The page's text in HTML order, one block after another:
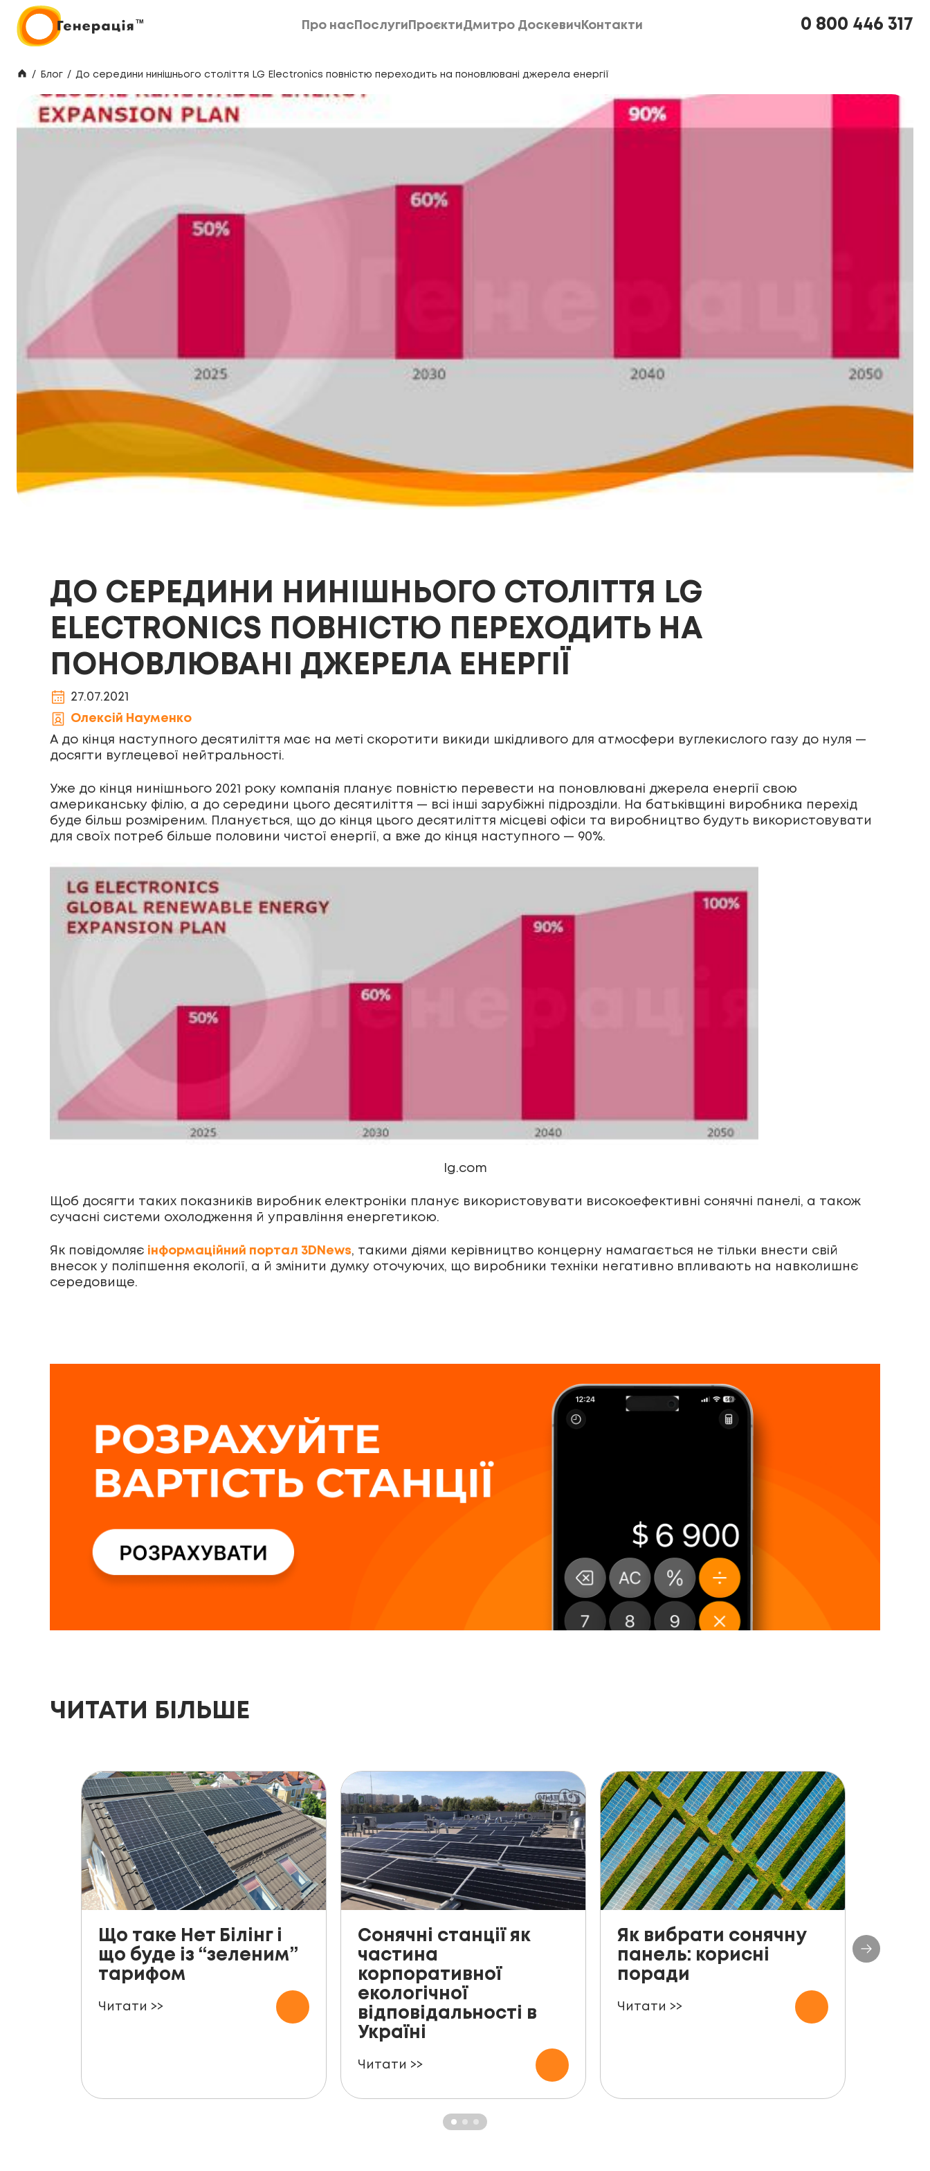
Про нас Послуги ПроєктиДмитро Доскевич Контакти
0 800 446 317
/ Блог / До середини нинішнього століття LG Electronics повністю переходить на поновлювані джерела енергії
ДО СЕРЕДИНИ НИНІШНЬОГО СТОЛІТТЯ LG
ELECTRONICS ПОВНІСТЮ ПЕРЕХОДИТЬ НА
ПОНОВЛЮВАНІ ДЖЕРЕЛА ЕНЕРГІЇ
27.07.2021
Олексій Науменко
А до кінця наступного десятиліття має на меті скоротити викиди шкідливого для атмосфери вуглекислого газу до нуля —
досягти вуглецевої нейтральності.
Уже до кінця нинішнього 2021 року компанія планує повністю перевести на поновлювані джерела енергії свою
американську філію, а до середини цього десятиліття — всі інші зарубіжні підрозділи. На батьківщині виробника перехід
буде більш розміреним. Планується, що до кінця цього десятиліття місцеві офіси та виробництво будуть використовувати
для своїх потреб більше половини чистої енергії, а вже до кінця наступного — 90%.
lg.com
Щоб досягти таких показників виробник електроніки планує використовувати високоефективні сонячні панелі, а також
сучасні системи охолодження й управління енергетикою.
Як повідомляє інформаційний портал 3DNews, такими діями керівництво концерну намагається не тільки внести свій
внесок у поліпшення екології, а й змінити думку оточуючих, що виробники техніки негативно впливають на навколишнє
середовище.
ЧИТАТИ БІЛЬШЕ
Що таке Нет Білінг і
що буде із “зеленим”
тарифом
Читати >>
Сонячні станції як
частина
корпоративної
екологічної
відповідальності в
Україні
Читати >>
Як вибрати сонячну
панель: корисні
поради
Читати >>
До